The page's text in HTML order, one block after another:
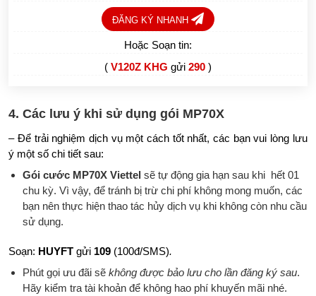
ĐĂNG KÝ NHANH
Hoặc Soạn tin:
( V120Z KHG gửi 290 )
4. Các lưu ý khi sử dụng gói MP70X
– Để trải nghiệm dịch vụ một cách tốt nhất, các bạn vui lòng lưu
ý một số chi tiết sau:
Gói cước MP70X Viettel sẽ tự động gia hạn sau khi hết 01
chu kỳ. Vì vậy, để tránh bị trừ chi phí không mong muốn, các
bạn nên thực hiện thao tác hủy dịch vụ khi không còn nhu cầu
sử dụng.
Soạn: HUYFT gửi 109 (100đ/SMS).
Phút gọi ưu đãi sẽkhông được bảo lưu cho lần đăng ký sau.
Hãy kiểm tra tài khoản để không hao phí khuyến mãi nhé.